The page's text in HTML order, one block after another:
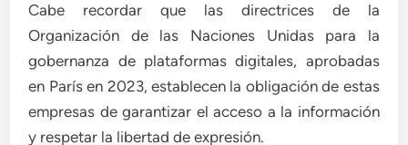
Cabe recordar que las directrices de la
Organización de las Naciones Unidas para la
gobernanza de plataformas digitales, aprobadas
en París en 2023, establecen la obligación de estas
empresas de garantizar el acceso a la información
y respetar la libertad de expresión.